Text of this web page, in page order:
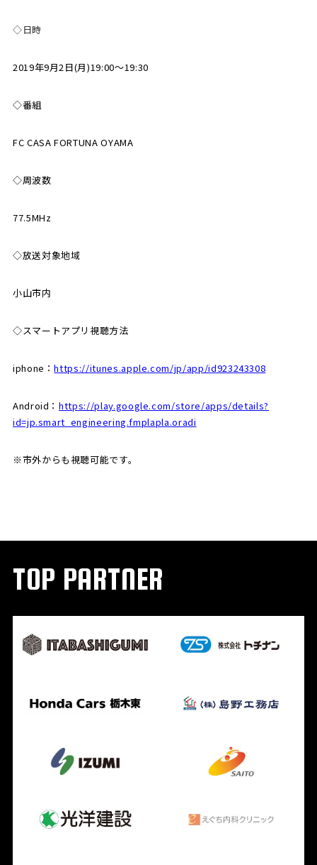
◇日時
2019年9月2日(月)19:00～19:30
◇番組
FC CASA FORTUNA OYAMA
◇周波数
77.5MHz
◇放送対象地域
小山市内
◇スマートアプリ視聴方法
iphone：https://itunes.apple.com/jp/app/id923243308
Android：https://play.google.com/store/apps/details?
id=jp.smart_engineering.fmplapla.oradi
※市外からも視聴可能です。
TOP PARTNER